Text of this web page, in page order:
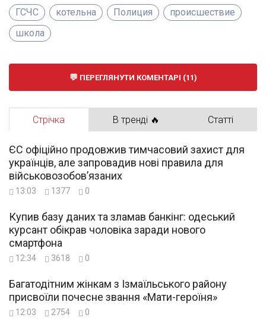
ГСЧС котельна Полиция
происшествие
школа
ПЕРЕГЛЯНУТИ КОМЕНТАРІ (11)
Стрічка В тренді 🔥 Статті
ЄС офіційно продовжив тимчасовий захист для
українців, але запровадив нові правила для
військовозобов’язаних
13:03 1377 0
Купив базу даних та зламав банкінг: одеський
курсант обікрав чоловіка заради нового
смартфона
12:34 3618 0
Багатодітним жінкам з Ізмаїльського району
присвоїли почесне звання «Мати-героїня»
12:03 2754 0